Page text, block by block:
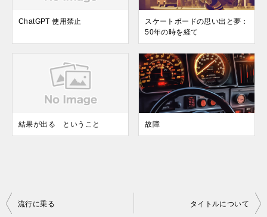
ChatGPT 使用禁止
スケートボードの思い出と夢：
50年の時を経て
結果が出る ということ 故障
投
流行に乗る タイトルについて